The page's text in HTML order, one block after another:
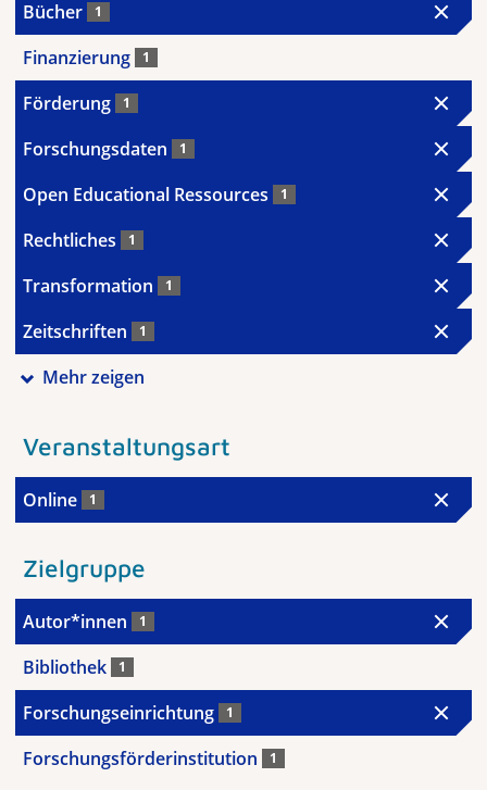
Bücher 1
Finanzierung 1
Förderung 1
Forschungsdaten 1
Open Educational Ressources 1
Rechtliches 1
Transformation 1
Zeitschriften 1
Mehr zeigen
Veranstaltungsart
Online 1
Zielgruppe
Autor*innen 1
Bibliothek 1
Forschungseinrichtung 1
Forschungsförderinstitution 1